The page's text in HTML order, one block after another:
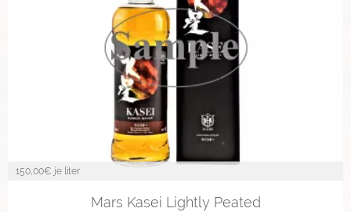
150,00€ je liter
Mars Kasei Lightly Peated